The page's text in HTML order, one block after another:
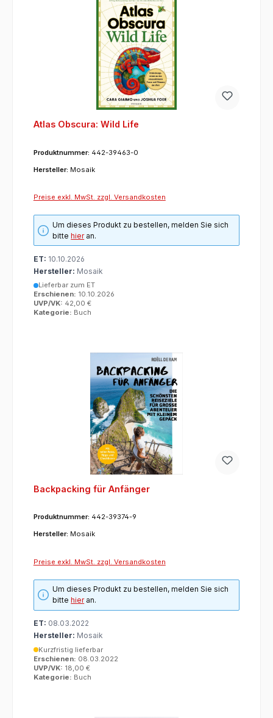
Atlas Obscura: Wild Life
Produktnummer: 442-39463-0
Hersteller: Mosaik
Preise exkl. MwSt. zzgl. Versandkosten
Um dieses Produkt zu bestellen, melden Sie sich
bittehieran.
ET: 10.10.2026
Hersteller: Mosaik
Lieferbar zum ET
Erschienen: 10.10.2026
UVP/VK: 42,00 €
Kategorie: Buch
Backpacking für Anfänger
Produktnummer: 442-39374-9
Hersteller: Mosaik
Preise exkl. MwSt. zzgl. Versandkosten
Um dieses Produkt zu bestellen, melden Sie sich
bittehieran.
ET: 08.03.2022
Hersteller: Mosaik
Kurzfristig lieferbar
Erschienen: 08.03.2022
UVP/VK: 18,00 €
Kategorie: Buch